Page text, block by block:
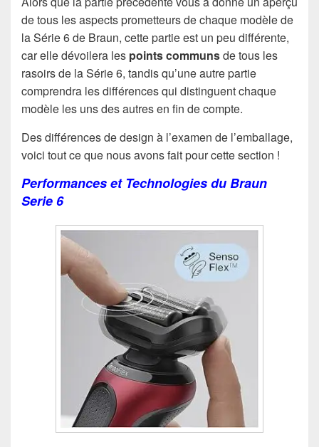
de tous les aspects prometteurs de chaque modèle de
la Série 6 de Braun, cette partie est un peu différente,
car elle dévoilera les points communsde tous les
rasoirs de la Série 6, tandis qu’une autre partie
comprendra les différences qui distinguent chaque
modèle les uns des autres en fin de compte.
Des différences de design à l’examen de l’emballage,
voici tout ce que nous avons fait pour cette section !
Performances et Technologies du Braun
Serie 6